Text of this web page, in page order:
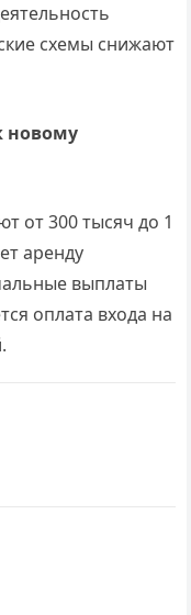
схемы снижают
новому
от 300 тысяч до 1
аренду
выплаты
оплата входа на